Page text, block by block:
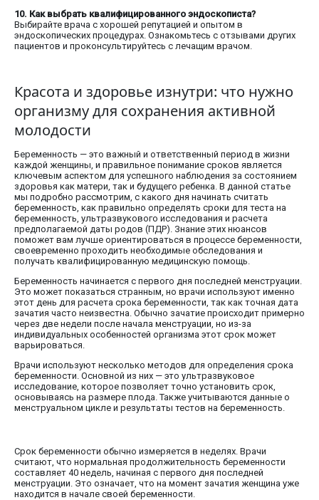
10. Как выбрать квалифицированного эндоскописта?
Выбирайте врача с хорошей репутацией и опытом в
эндоскопических процедурах. Ознакомьтесь с отзывами других
пациентов и проконсультируйтесь с лечащим врачом.
Красота и здоровье изнутри: что нужно
организму для сохранения активной
молодости
Беременность — это важный и ответственный период в жизни
каждой женщины, и правильное понимание сроков является
ключевым аспектом для успешного наблюдения за состоянием
здоровья как матери, так и будущего ребенка. В данной статье
мы подробно рассмотрим, с какого дня начинать считать
беременность, как правильно определять сроки для теста на
беременность, ультразвукового исследования и расчета
предполагаемой даты родов (ПДР). Знание этих нюансов
поможет вам лучше ориентироваться в процессе беременности,
своевременно проходить необходимые обследования и
получать квалифицированную медицинскую помощь.
Беременность начинается с первого дня последней менструации.
Это может показаться странным, но врачи используют именно
этот день для расчета срока беременности, так как точная дата
зачатия часто неизвестна. Обычно зачатие происходит примерно
через две недели после начала менструации, но из-за
индивидуальных особенностей организма этот срок может
варьироваться.
Врачи используют несколько методов для определения срока
беременности. Основной из них — это ультразвуковое
исследование, которое позволяет точно установить срок,
основываясь на размере плода. Также учитываются данные о
менструальном цикле и результаты тестов на беременность.
Срок беременности обычно измеряется в неделях. Врачи
считают, что нормальная продолжительность беременности
составляет 40 недель, начиная с первого дня последней
менструации. Это означает, что на момент зачатия женщина уже
находится в начале своей беременности.